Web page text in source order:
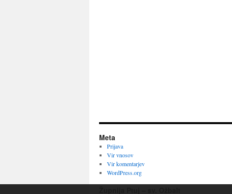
Meta
Prijava
Vir vnosov
Vir komentarjev
WordPress.org